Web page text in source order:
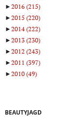
►2016(215)
►2015 (220)
►2014(222)
►2013(230)
►2012 (243)
►2011 (397)
►2010(49)
BEAUTYJAGD